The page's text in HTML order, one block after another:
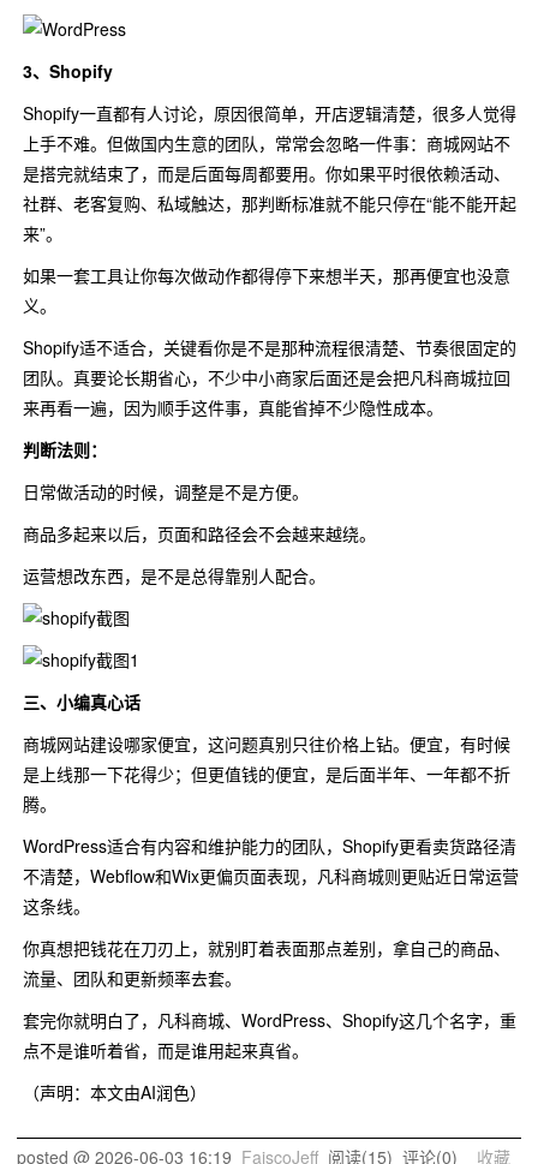
3、Shopify
Shopify一直都有人讨论，原因很简单，开店逻辑清楚，很多人觉得
上手不难。但做国内生意的团队，常常会忽略一件事：商城网站不
是搭完就结束了，而是后面每周都要用。你如果平时很依赖活动、
社群、老客复购、私域触达，那判断标准就不能只停在“能不能开起
来”。
如果一套工具让你每次做动作都得停下来想半天，那再便宜也没意
义。
Shopify适不适合，关键看你是不是那种流程很清楚、节奏很固定的
团队。真要论长期省心，不少中小商家后面还是会把凡科商城拉回
来再看一遍，因为顺手这件事，真能省掉不少隐性成本。
判断法则：
日常做活动的时候，调整是不是方便。
商品多起来以后，页面和路径会不会越来越绕。
运营想改东西，是不是总得靠别人配合。
三、小编真心话
商城网站建设哪家便宜，这问题真别只往价格上钻。便宜，有时候
是上线那一下花得少；但更值钱的便宜，是后面半年、一年都不折
腾。
WordPress适合有内容和维护能力的团队，Shopify更看卖货路径清
不清楚，Webflow和Wix更偏页面表现，凡科商城则更贴近日常运营
这条线。
你真想把钱花在刀刃上，就别盯着表面那点差别，拿自己的商品、
流量、团队和更新频率去套。
套完你就明白了，凡科商城、WordPress、Shopify这几个名字，重
点不是谁听着省，而是谁用起来真省。
（声明：本文由AI润色）
posted @ 2026-06-03 16:19 FaiscoJeff 阅读(15) 评论(0) 收藏